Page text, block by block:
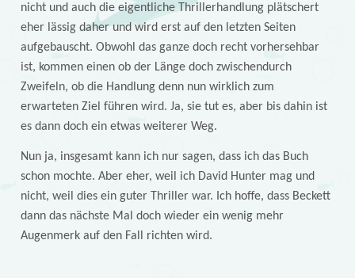
nicht und auch die eigentliche Thrillerhandlung plätschert
eher lässig daher und wird erst auf den letzten Seiten
aufgebauscht. Obwohl das ganze doch recht vorhersehbar
ist, kommen einen ob der Länge doch zwischendurch
Zweifeln, ob die Handlung denn nun wirklich zum
erwarteten Ziel führen wird. Ja, sie tut es, aber bis dahin ist
es dann doch ein etwas weiterer Weg.
Nun ja, insgesamt kann ich nur sagen, dass ich das Buch
schon mochte. Aber eher, weil ich David Hunter mag und
nicht, weil dies ein guter Thriller war. Ich hoffe, dass Beckett
dann das nächste Mal doch wieder ein wenig mehr
Augenmerk auf den Fall richten wird.